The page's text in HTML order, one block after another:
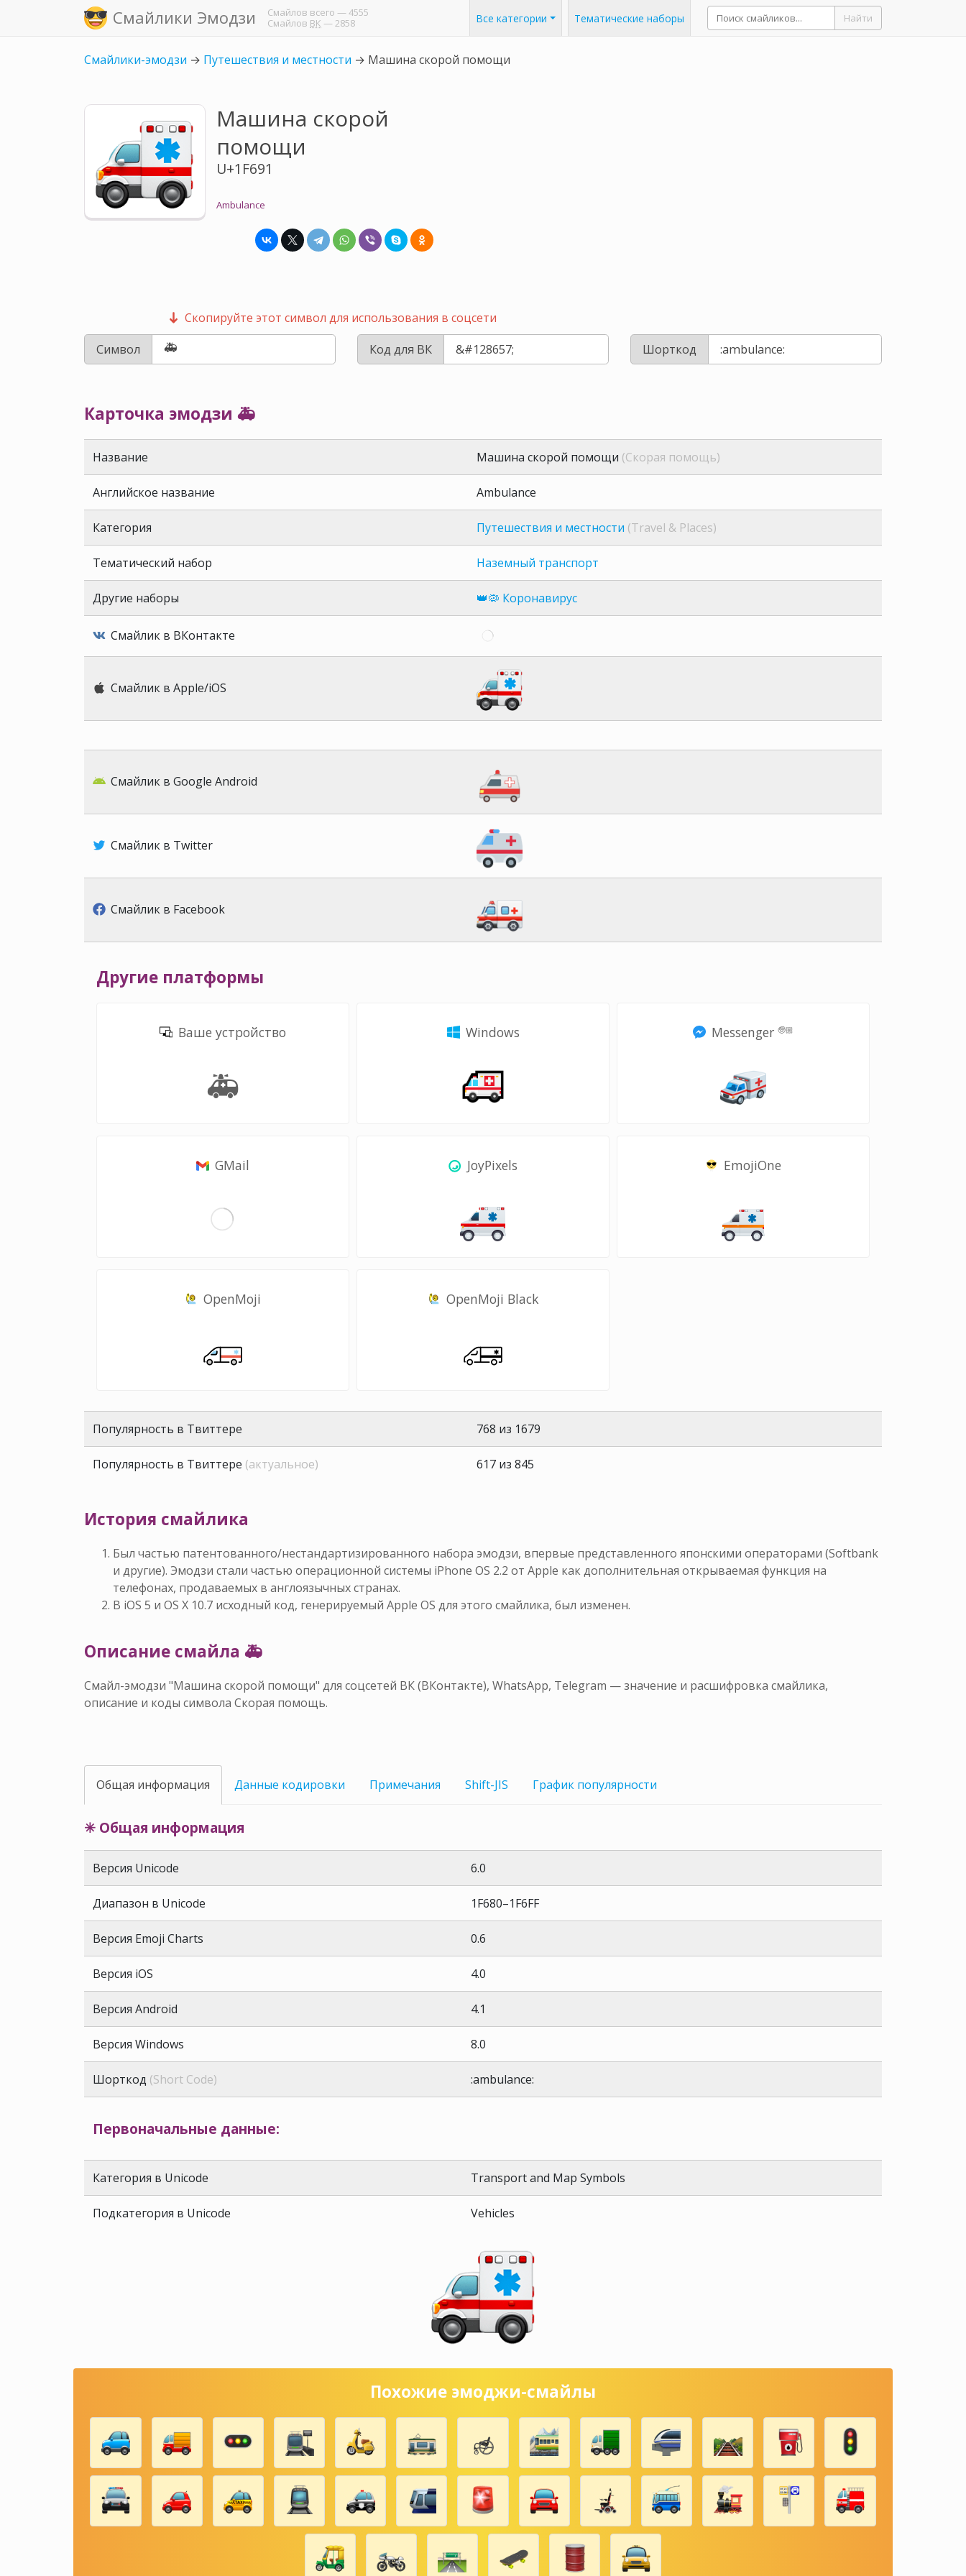
Смайлики Эмодзи Смайлов всего — 4555
Смайлов ВК — 2858 Все категории Тематические наборы Найти
Смайлики-эмодзи → Путешествия и местности → Машина скорой помощи
Машина скорой
помощи
U+1F691
Ambulance
Скопируйте этот символ для использования в соцсети
Символ
Код для ВК Шорткод
Карточка эмодзи 🚑
Название Машина скорой помощи (Скорая помощь)
Английское название Ambulance
Категория Путешествия и местности (Travel & Places)
Тематический набор Наземный транспорт
Другие наборы 👑🦠 Коронавирус
Смайлик в ВКонтакте
Смайлик в Apple/iOS
Смайлик в Google Android
Смайлик в Twitter
Смайлик в Facebook
Другие платформы
Ваше устройство
🚑
Windows Messenger 🧓🏼
GMail JoyPixels EmojiOne
OpenMoji OpenMoji Black
Популярность в Твиттере 768 из 1679
Популярность в Твиттере (актуальное) 617 из 845
История смайлика
Был частью патентованного/нестандартизированного набора эмодзи, впервые представленного японскими операторами (Softbank
и другие). Эмодзи стали частью операционной системы iPhone OS 2.2 от Apple как дополнительная открываемая функция на
телефонах, продаваемых в англоязычных странах.
В iOS 5 и OS X 10.7 исходный код, генерируемый Apple OS для этого смайлика, был изменен.
Описание смайла 🚑
Смайл-эмодзи "Машина скорой помощи" для соцсетей ВК (ВКонтакте), WhatsApp, Telegram — значение и расшифровка смайлика,
описание и коды символа Скорая помощь.
Общая информация Данные кодировки Примечания Shift-JIS График популярности
✳ Общая информация
Версия Unicode 6.0
Диапазон в Unicode 1F680–1F6FF
Версия Emoji Charts 0.6
Версия iOS 4.0
Версия Android 4.1
Версия Windows 8.0
Шорткод (Short Code) :ambulance:
Первоначальные данные:
Категория в Unicode Transport and Map Symbols
Подкатегория в Unicode Vehicles
Похожие эмоджи-смайлы